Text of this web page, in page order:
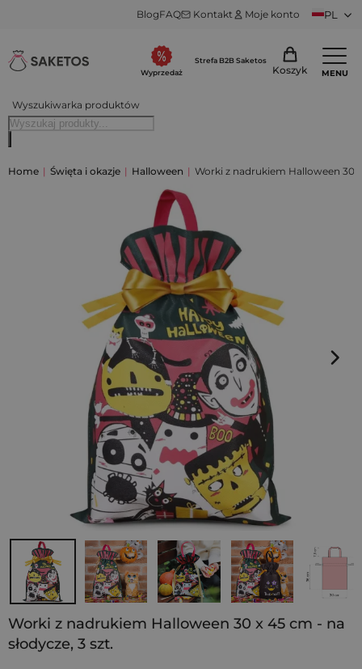
BlogFAQ Kontakt Moje konto PL
Wyszukiwarka produktów
Wyprzedaż
Strefa B2B Saketos
Koszyk MENU
Home | Święta i okazje | Halloween | Worki z nadrukiem Halloween 30
Worki z nadrukiem Halloween 30 x 45 cm - na
słodycze, 3 szt.